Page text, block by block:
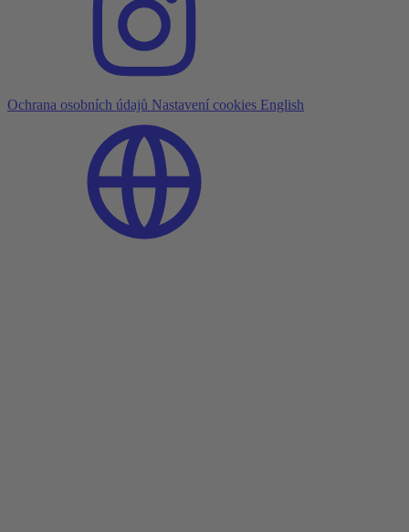
Ochrana osobních údajů Nastavení cookies English